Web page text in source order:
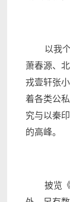
以我
萧春源、
戎壹轩张
着各类公
究与以秦
的高峰。
披览